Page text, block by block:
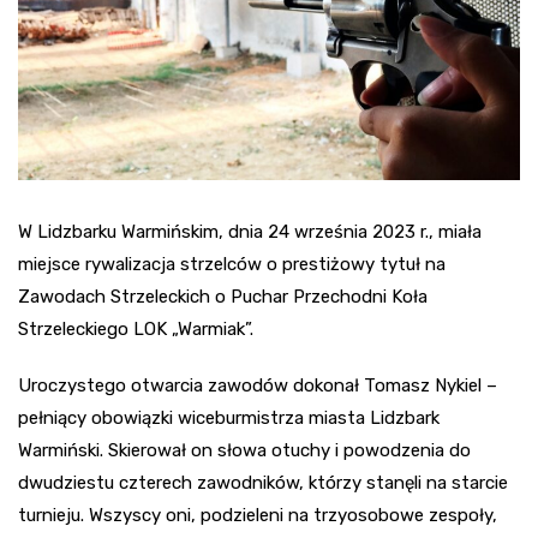
W Lidzbarku Warmińskim, dnia 24 września 2023 r., miała
miejsce rywalizacja strzelców o prestiżowy tytuł na
Zawodach Strzeleckich o Puchar Przechodni Koła
Strzeleckiego LOK „Warmiak”.
Uroczystego otwarcia zawodów dokonał Tomasz Nykiel –
pełniący obowiązki wiceburmistrza miasta Lidzbark
Warmiński. Skierował on słowa otuchy i powodzenia do
dwudziestu czterech zawodników, którzy stanęli na starcie
turnieju. Wszyscy oni, podzieleni na trzyosobowe zespoły,